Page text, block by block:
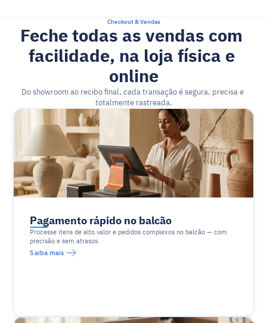
Checkout & Vendas
Feche todas as vendas com
facilidade, na loja física e
online
Do showroom ao recibo final, cada transação é segura, precisa e
totalmente rastreada.
Pagamento rápido no balcão
Processe itens de alto valor e pedidos complexos no balcão — com
precisão e sem atrasos.
Saiba mais